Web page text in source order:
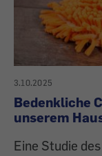
3.10.2025
Bedenkliche
unserem
Eine Studie